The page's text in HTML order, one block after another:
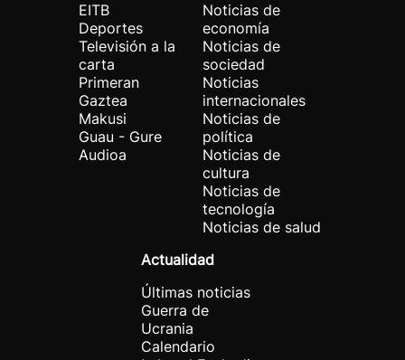
EITB
Deportes
Televisión a la
carta
Primeran
Gaztea
Makusi
Guau - Gure
Audioa
Noticias de
economía
Noticias de
sociedad
Noticias
internacionales
Noticias de
política
Noticias de
cultura
Noticias de
tecnología
Noticias de salud
Actualidad
Últimas noticias
Guerra de
Ucrania
Calendario